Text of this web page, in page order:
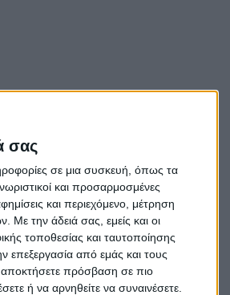
σας
σε μια συσκευή, όπως τα
και προσαρμοσμένες
και περιεχόμενο, μέτρηση
Με την άδειά σας, εμείς και οι
τοποθεσίας και ταυτοποίησης
επεξεργασία από εμάς και τους
πρόσβαση σε πιο
ή να αρνηθείτε να συναινέσετε.